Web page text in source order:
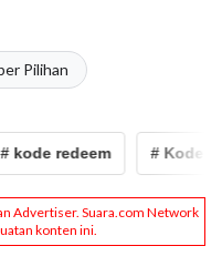
Pilihan
kode redeem # Kode